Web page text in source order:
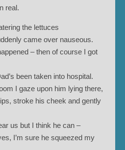
real.
the lettuces
came over nauseous.
– then of course I got
been taken into hospital.
I gaze upon him lying there,
stroke his cheek and gently
us but I think he can –
I’m sure he squeezed my